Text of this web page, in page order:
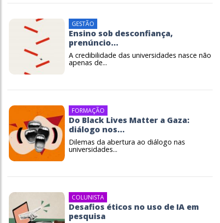
GESTÃO
Ensino sob desconfiança,
prenúncio...
A credibilidade das universidades nasce não
apenas de...
FORMAÇÃO
Do Black Lives Matter a Gaza:
diálogo nos...
Dilemas da abertura ao diálogo nas
universidades...
COLUNISTA
Desafios éticos no uso de IA em
pesquisa